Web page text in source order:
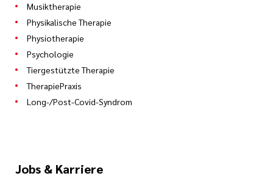
Musiktherapie
Physikalische Therapie
Physiotherapie
Psychologie
Tiergestützte Therapie
TherapiePraxis
Long-/Post-Covid-Syndrom
Jobs & Karriere